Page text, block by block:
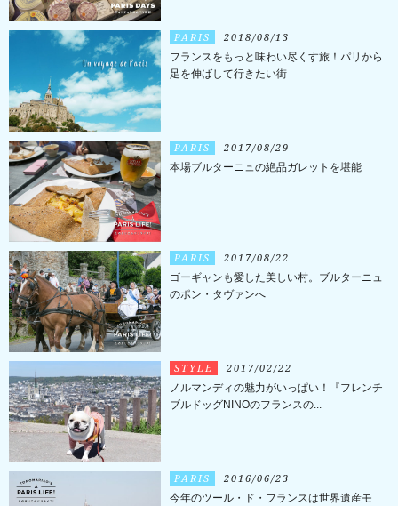
PARIS 2018/08/13
フランスをもっと味わい尽くす旅！パリから
足を伸ばして行きたい街
PARIS 2017/08/29
本場ブルターニュの絶品ガレットを堪能
PARIS 2017/08/22
ゴーギャンも愛した美しい村。ブルターニュ
のポン・タヴァンへ
STYLE 2017/02/22
ノルマンディの魅力がいっぱい！『フレンチ
ブルドッグNINOのフランスの...
PARIS 2016/06/23
今年のツール・ド・フランスは世界遺産モ